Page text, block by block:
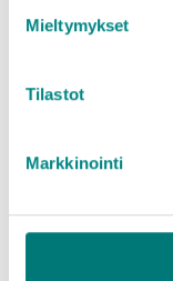
Mieltymykset
Tilastot
Markkinointi
renkaita lukuun
täysillä
ison osan
Tule ja kysy
rohkeasti